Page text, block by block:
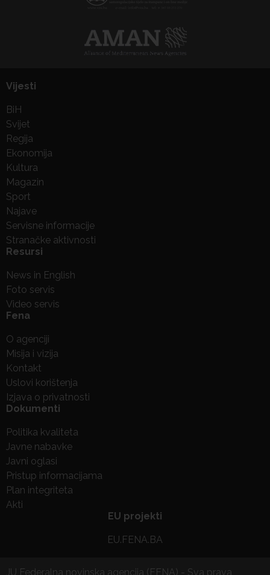
Vijesti
BiH
Svijet
Regija
Ekonomija
Kultura
Magazin
Sport
Najave
Servisne informacije
Stranačke aktivnosti
Resursi
News in English
Foto servis
Video servis
Fena
O agenciji
Misija i vizija
Kontakt
Uslovi korištenja
Izjava o privatnosti
Dokumenti
Politika kvaliteta
Javne nabavke
Javni oglasi
Pristup informacijama
Plan integriteta
Akti
EU projekti
EU.FENA.BA
JU Federalna novinska agencija (FENA) - Sva prava